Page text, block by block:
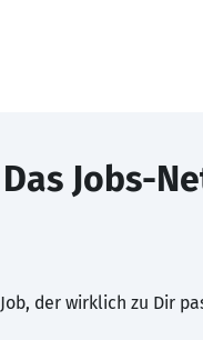
Das Jobs-
der wirklich zu Dir